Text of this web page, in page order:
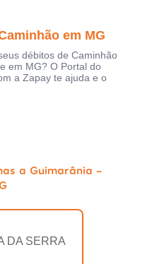
em MG
débitos de Caminhão
em MG? O Portal do
a Zapay te ajuda e o
a Guimarânia -
DA SERRA